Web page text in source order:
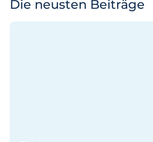
Die neusten Beiträge